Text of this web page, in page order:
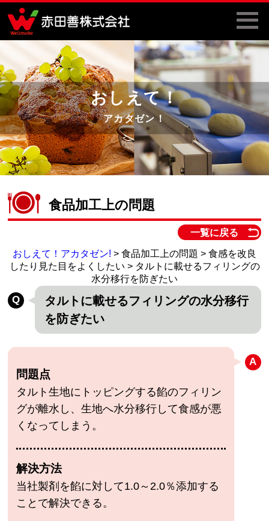
おしえて！
アカタゼン！
食品加工上の問題
一覧に戻る
おしえて！アカタゼン! > 食品加工上の問題 > 食感を改良
したり見た目をよくしたい > タルトに載せるフィリングの
水分移行を防ぎたい
タルトに載せるフィリングの水分移行
を防ぎたい
問題点
タルト生地にトッピングする餡のフィリン
グが離水し、生地へ水分移行して食感が悪
くなってしまう。
解決方法
当社製剤を餡に対して1.0～2.0％添加する
ことで解決できる。